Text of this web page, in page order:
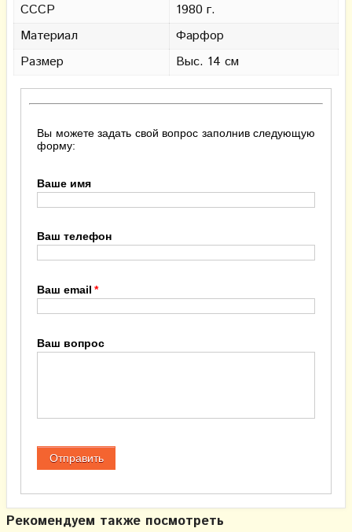
СССР
1980 г.
Материал
Фарфор
Размер
Выс. 14 см
Вы можете задать свой вопрос заполнив следующую
форму:
Ваше имя
Ваш телефон
Ваш email
Ваш вопрос
Рекомендуем также посмотреть